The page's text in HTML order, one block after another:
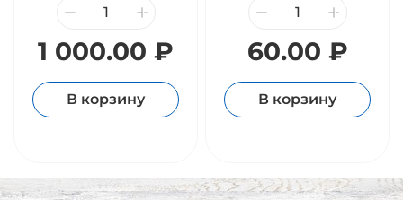
1 000.00 ₽
В корзину
60.00 ₽
В корзину